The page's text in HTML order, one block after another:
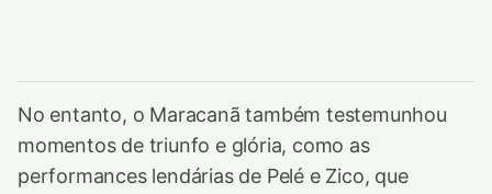
No entanto, o Maracanã também testemunhou
momentos de triunfo e glória, como as
performances lendárias de Pelé e Zico, que